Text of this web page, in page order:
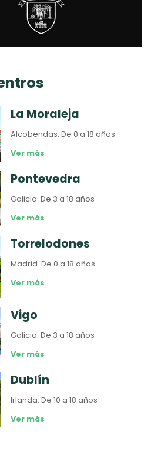
La Moraleja
Alcobendas.De 0 a 18 años
Ver más
Pontevedra
Galicia.De 3 a 18 años
Ver más
Torrelodones
Madrid.De 0 a 18 años
Ver más
Vigo
Galicia.De 3 a 18 años
Ver más
Dublín
Irlanda.De 10 a 18 años
Ver más